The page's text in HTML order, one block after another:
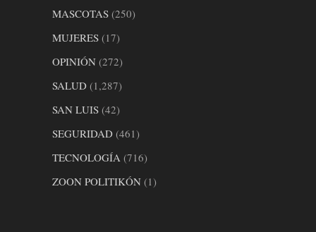
MASCOTAS (250)
MUJERES (17)
OPINIÓN (272)
SALUD (1,287)
SAN LUIS (42)
SEGURIDAD (461)
TECNOLOGÍA (716)
ZOON POLITIKÓN (1)